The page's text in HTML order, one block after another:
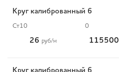
Круг калиброванный 6
Ст10 0
26 руб/м 115500